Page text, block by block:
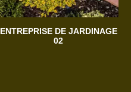
ENTREPRISE DE JARDINAGE
02